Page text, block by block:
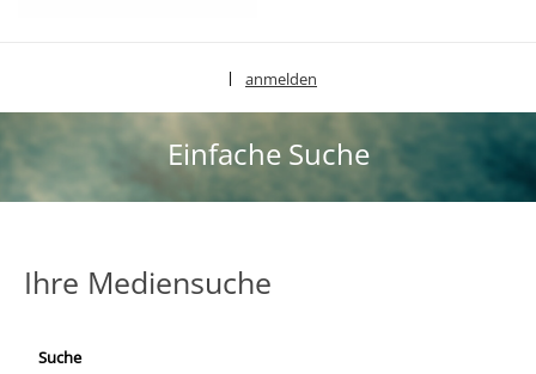
anmelden
Einfache Suche
Ihre Mediensuche
Suche